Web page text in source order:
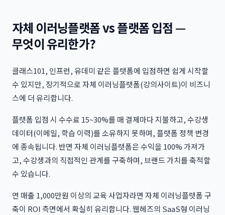
자체 이러닝플랫폼 vs 플랫폼 입점 —
무엇이 유리한가?
클래스101, 인프런, 유데미 같은 플랫폼에 입점하면 쉽게 시작할
수 있지만, 장기적으로 자체 이러닝플랫폼(강의사이트)이 비즈니
스에 더 유리합니다.
플랫폼 입점 시 수수료 15~30%를 매 결제마다 지불하고, 수강생
데이터(이메일, 학습 이력)를 소유하지 못하며, 플랫폼 정책 변경
에 종속됩니다. 반면 자체 이러닝플랫폼은 수익을 100% 가져가
고, 수강생과의 직접적인 관계를 구축하며, 브랜드 가치를 축적할
수 있습니다.
연 매출 1,000만원 이상의 교육 사업자라면 자체 이러닝플랫폼 구
축이 ROI 측면에서 확실히 유리합니다. 웹헤즈의 SaaS형 이러닝